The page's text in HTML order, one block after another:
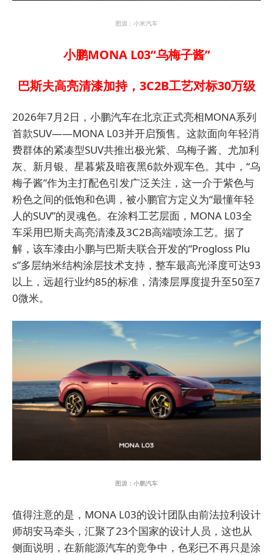
图源：小米汽车
小鹏MONA L03“乌梅子酱”
巴斯夫高亮清漆加持，3C2B工艺对标30万级
2026年7月2日，小鹏汽车在北京正式亮相MONA系列
首款SUV——MONA L03并开启预售。这款面向年轻消
费群体的紧凑型SUV共推出极光紫、乌梅子酱、尤加利
灰、新月银、星暮紫及暗夜黑6款外观车色。 其中，“乌
梅子酱”作为主打配色引发广泛关注，这一介于紫色与
粉色之间的低饱和色调，被小鹏官方定义为“最懂年轻
人的SUV”的灵魂色。在涂料工艺层面，MONA L03全
车采用巴斯夫高亮清漆及3C2B高端喷涂工艺。据了
解，该车漆由小鹏与巴斯夫联合开发的“Progloss Plu
s”多层纳米结构涂层技术支持，整车最高光泽度可达93
以上，远超行业约85的标准，清漆层厚度提升至50至7
0微米。
图源：小鹏汽车
值得注意的是，MONA L03的设计团队由前法拉利设计
师胡安马牵头，汇聚了23个国家的设计人员，这也从
侧面说明，在新能源汽车的竞争中，色彩已不再只是涂